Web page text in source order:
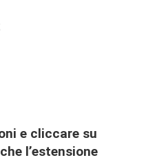
e cliccare su
l’estensione